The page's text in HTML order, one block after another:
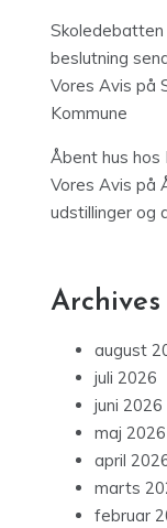
Skoledebatten
beslutning
Vores Avis på
Kommune
Åbent hus hos
Vores Avis på
udstillinger og
Archives
august
juli 2026
juni 2026
maj 2026
april
marts
februar